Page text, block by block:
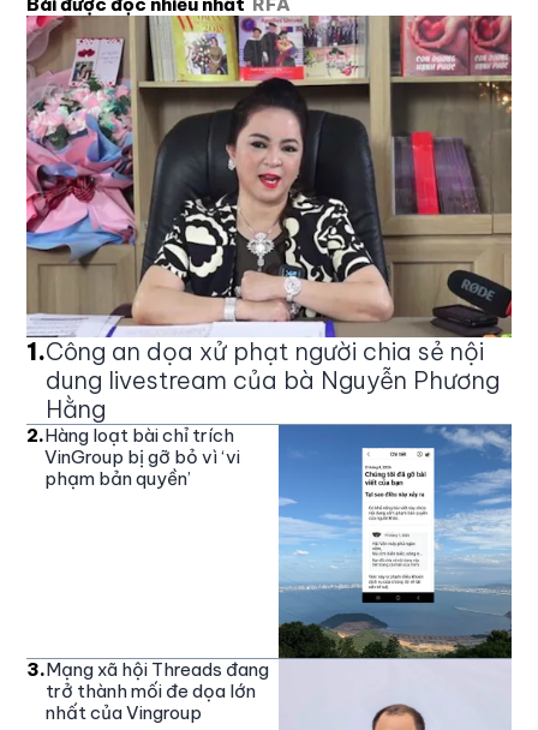
Bài được đọc nhiều nhất RFA
1.Công an dọa xử phạt người chia sẻ nội
dung livestream của bà Nguyễn Phương
Hằng
2.Hàng loạt bài chỉ trích
VinGroup bị gỡ bỏ vì ‘vi
phạm bản quyền’
3.Mạng xã hội Threads đang
trở thành mối đe dọa lớn
nhất của Vingroup